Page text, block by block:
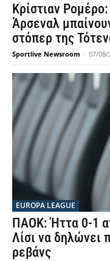
Κρίστιαν
Άρσεναλ
στόπερ της
Sportlive Newsroom - 07/08/
EUROPA LEAGUE
ΠΑΟΚ: Ήττα 0-1
Λίσι να δηλώνει
ρεβάνς